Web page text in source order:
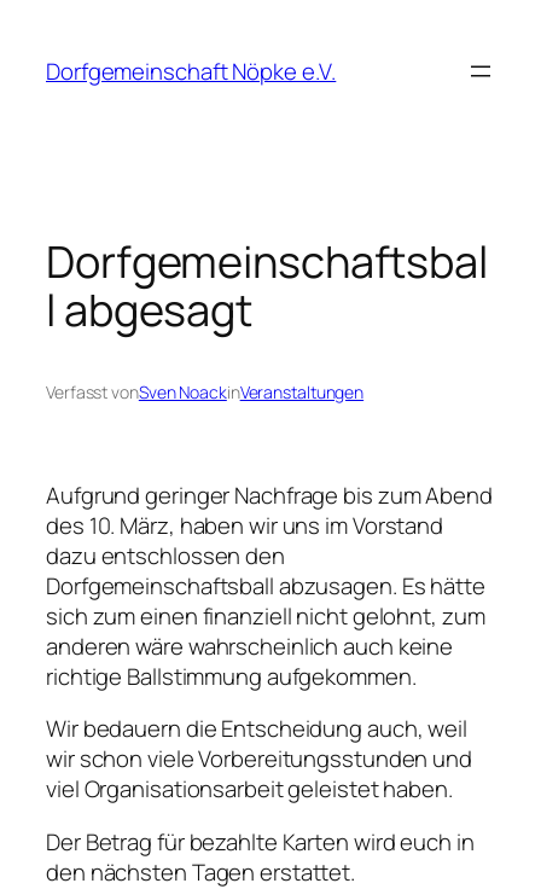
springen
Dorfgemeinschaft Nöpke e.V.
Dorfgemeinschaftsbal
l abgesagt
Verfasst vonSven NoackinVeranstaltungen
Aufgrund geringer Nachfrage bis zum Abend
des 10. März, haben wir uns im Vorstand
dazu entschlossen den
Dorfgemeinschaftsball abzusagen. Es hätte
sich zum einen finanziell nicht gelohnt, zum
anderen wäre wahrscheinlich auch keine
richtige Ballstimmung aufgekommen.
Wir bedauern die Entscheidung auch, weil
wir schon viele Vorbereitungsstunden und
viel Organisationsarbeit geleistet haben.
Der Betrag für bezahlte Karten wird euch in
den nächsten Tagen erstattet.